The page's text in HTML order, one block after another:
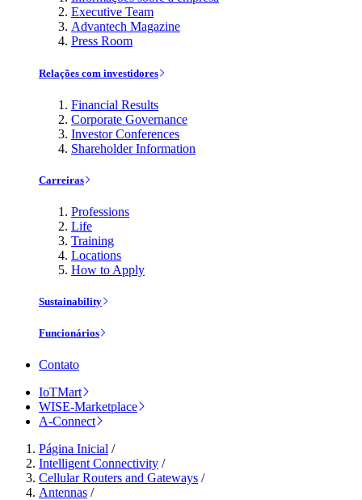
Executive Team
Advantech Magazine
Press Room
Relações com investidores
Financial Results
Corporate Governance
Investor Conferences
Shareholder Information
Carreiras
Professions
Life
Training
Locations
How to Apply
Sustainability
Funcionários
Contato
IoTMart
WISE-Marketplace
A-Connect
Página Inicial /
Intelligent Connectivity /
Cellular Routers and Gateways /
Antennas /